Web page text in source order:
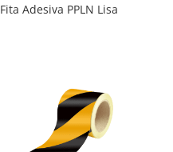
Fita Adesiva PPLN Lisa